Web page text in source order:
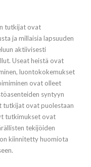
tutkijat ovat
ja millaisia lapsuuden
aktiivisesti
Useat heistä ovat
luontokokemukset
ovat olleet
syntyyn
ovat puolestaan
tutkimukset ovat
tekijöiden
kiinnitetty huomiota